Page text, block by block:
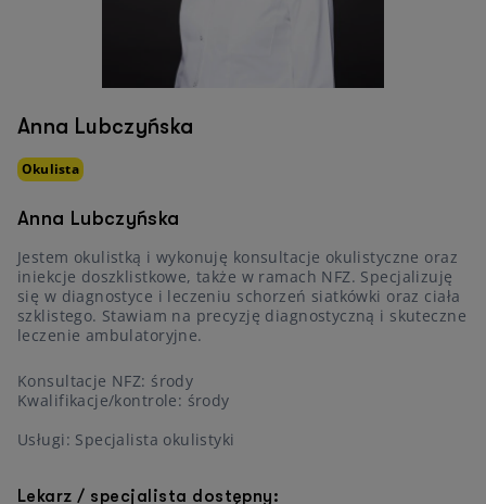
Anna Lubczyńska
Okulista
Anna Lubczyńska
Jestem okulistką i wykonuję konsultacje okulistyczne oraz
iniekcje doszklistkowe, także w ramach NFZ. Specjalizuję
się w diagnostyce i leczeniu schorzeń siatkówki oraz ciała
szklistego. Stawiam na precyzję diagnostyczną i skuteczne
leczenie ambulatoryjne.
Konsultacje NFZ: środy
Kwalifikacje/kontrole: środy
Usługi: Specjalista okulistyki
Lekarz / specjalista dostępny: